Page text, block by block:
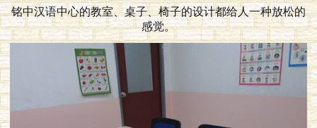
铭中汉语中心的教室、桌子、椅子的设计都给人一种放松的
感觉。